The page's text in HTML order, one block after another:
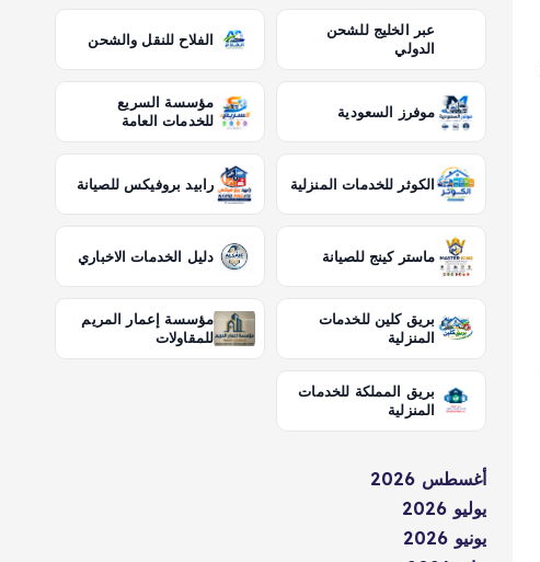
عبر الخليج للشحن
الدولي
الفلاح للنقل والشحن
موفرز السعودية
مؤسسة السريع
للخدمات العامة
الكوثر للخدمات المنزلية رابيد بروفيكس للصيانة
ماستر كينج للصيانة دليل الخدمات الاخباري
بريق كلين للخدمات
المنزلية
مؤسسة إعمار المريم
للمقاولات
بريق المملكة للخدمات
المنزلية
أغسطس 2026
يوليو 2026
يونيو 2026